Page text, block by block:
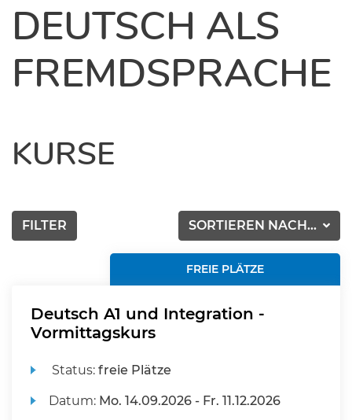
DEUTSCH ALS
FREMDSPRACHE
KURSE
SORTIEREN NACH...
FILTER
FREIE PLÄTZE
Deutsch A1 und Integration -
Vormittagskurs
Status:freie Plätze
Datum: Mo. 14.09.2026 - Fr. 11.12.2026